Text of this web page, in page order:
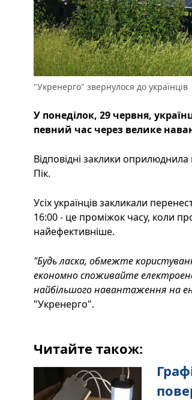
"Укренерго" звернулося до українців
У понеділок, 29 червня,
певний час через велике
Відповідні заклики
Пік.
Усіх українців закликали
16:00 - це проміжок часу, коли
найефективніше.
"Будь ласка, обмежте
економно споживайте
найбільшого навантаження на
"Укренерго".
Читайте також: